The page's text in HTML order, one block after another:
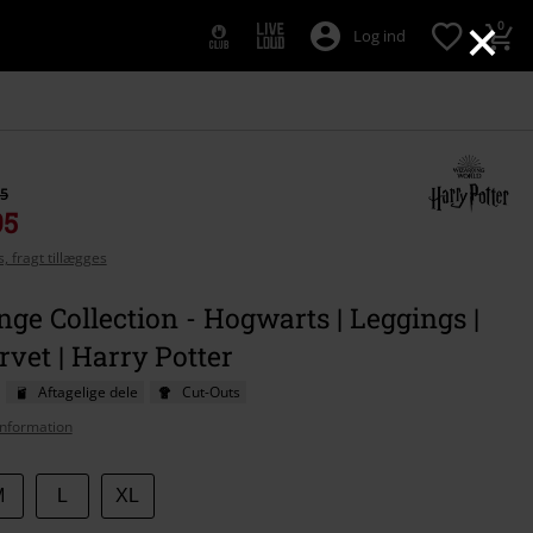
×
Log ind 0
fragt tillægges
Collection - Hogwarts | Leggings |
| Harry Potter
Aftagelige dele
Cut-Outs
XL